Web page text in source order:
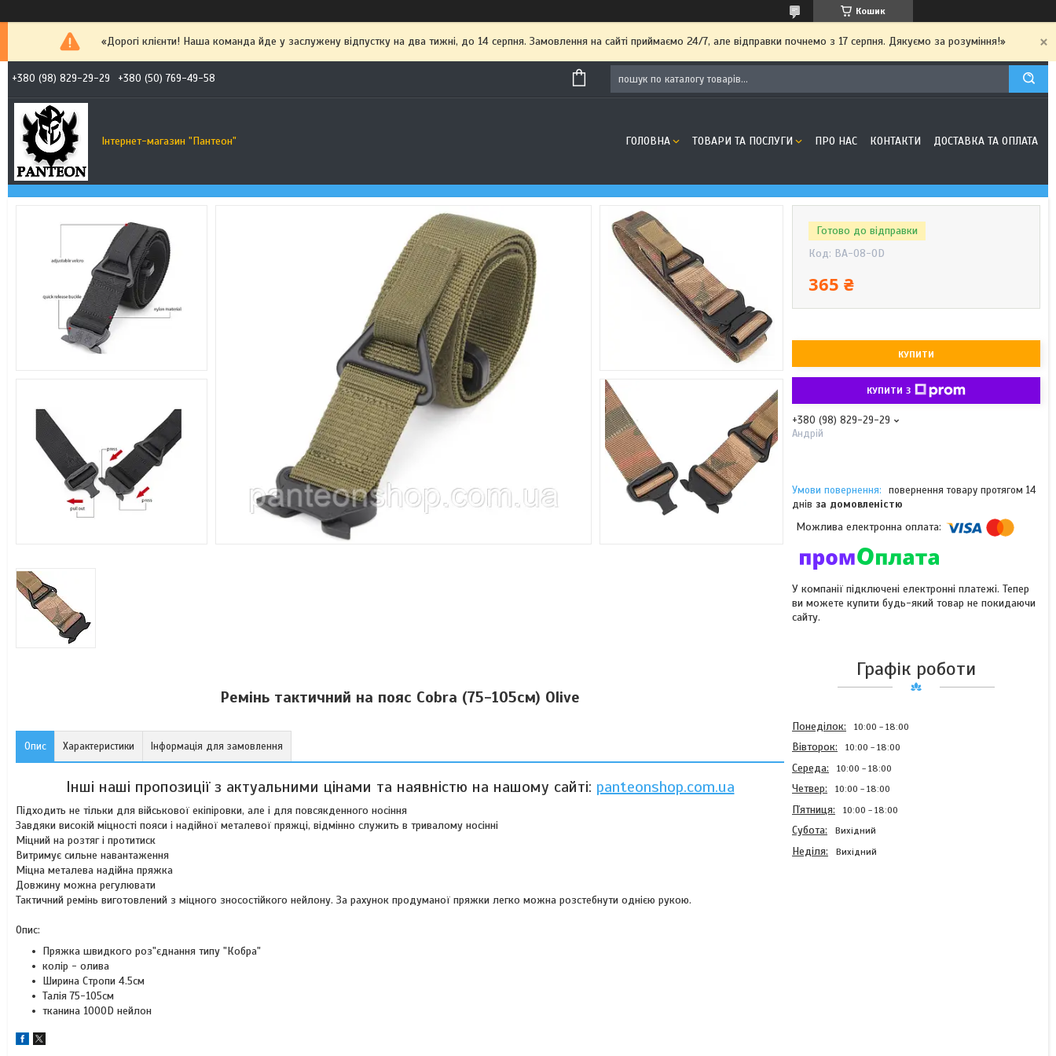
Кошик
«Дорогі клієнти! Наша команда йде у заслужену відпустку на два тижні, до 14 серпня. Замовлення на сайті приймаємо 24/7, але відправки почнемо з 17 серпня. Дякуємо за розуміння!»
+380 (98) 829-29-29 +380 (50) 769-49-58
Інтернет-магазин "Пантеон" ГОЛОВНА ТОВАРИ ТА ПОСЛУГИ ПРО НАС КОНТАКТИ ДОСТАВКА ТА ОПЛАТА
Ремінь тактичний на пояс Cobra (75-105см) Olive
Опис Характеристики Інформація для замовлення
Інші наші пропозиції з актуальними цінами та наявністю на нашому сайті: panteonshop.com.ua
Підходить не тільки для військової екіпіровки, але і для повсякденного носіння
Завдяки високій міцності пояси і надійної металевої пряжці, відмінно служить в тривалому носінні
Міцний на розтяг і протитиск
Витримує сильне навантаження
Міцна металева надійна пряжка
Довжину можна регулювати
Тактичний ремінь виготовлений з міцного зносостійкого нейлону. За рахунок продуманої пряжки легко можна розстебнути однією рукою.
Опис:
Пряжка швидкого роз"єднання типу "Кобра"
колір - олива
Ширина Стропи 4.5см
Талія 75-105см
тканина 1000D нейлон
Готово до відправки
Код: BA-08-OD
365 ₴
КУПИТИ
КУПИТИ З
+380 (98) 829-29-29
Андрій
повернення товару протягом 14
днів за домовленістю
У компанії підключені електронні платежі. Тепер
ви можете купити будь-який товар не покидаючи
сайту.
Графік роботи
Понеділок 10:00 18:00
Вівторок 10:00 18:00
Середа 10:00 18:00
Четвер 10:00 18:00
Пʼятниця 10:00 18:00
Субота Вихідний
Неділя Вихідний